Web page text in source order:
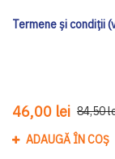
Termene și condiții
46,00 lei 84,50
ADAUGĂ ÎN COȘ